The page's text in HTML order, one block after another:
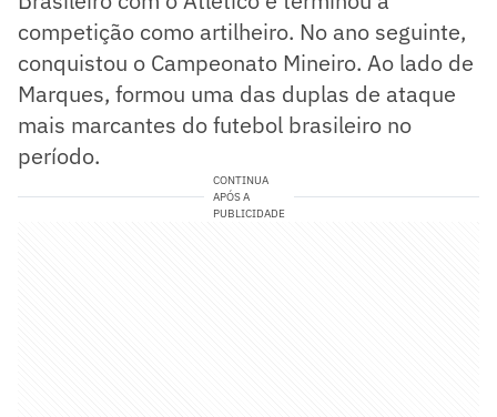
competição como artilheiro. No ano seguinte,
conquistou o Campeonato Mineiro. Ao lado de
Marques, formou uma das duplas de ataque
mais marcantes do futebol brasileiro no
período.
CONTINUA
APÓS A
PUBLICIDADE